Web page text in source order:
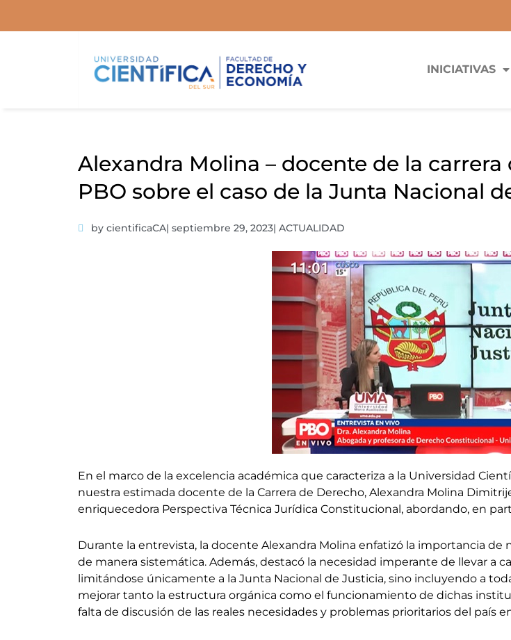
INICIATIVAS
Alexandra Molina – docente de la
PBO sobre el caso de la Junta Nacional
by cientificaCA| septiembre 29, 2023| ACTUALIDAD
En el marco de la excelencia académica que caracteriza a la Universidad
nuestra estimada docente de la Carrera de Derecho, Alexandra Molina
enriquecedora Perspectiva Técnica Jurídica Constitucional, abordando, en
Durante la entrevista, la docente Alexandra Molina enfatizó la importancia
de manera sistemática. Además, destacó la necesidad imperante de llevar a
limitándose únicamente a la Junta Nacional de Justicia, sino incluyendo a
mejorar tanto la estructura orgánica como el funcionamiento de dichas
falta de discusión de las reales necesidades y problemas prioritarios del país